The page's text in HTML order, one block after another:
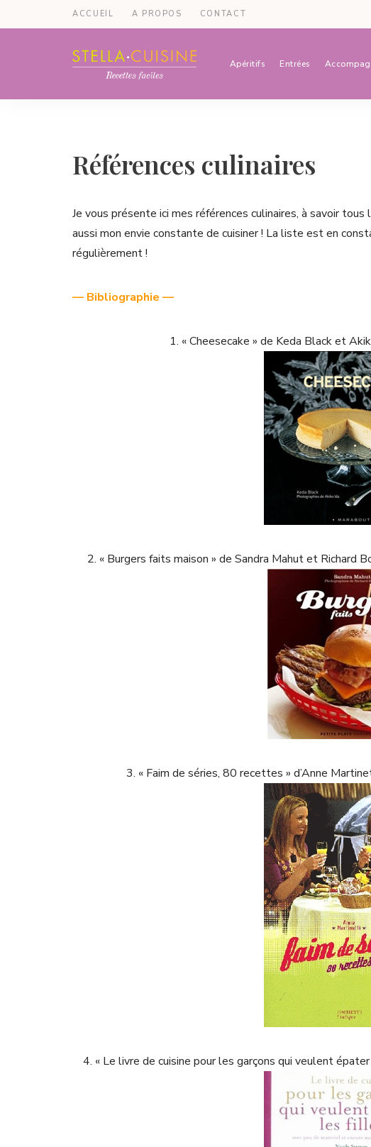
ACCUEIL A PROPOS CONTACT
Recettes
recettes
rapides,
végétariennes
!
Recettes
Apéritifs Entrées
Références culinaires
Je vous présente ici mes références culinaires, à savoir
aussi mon envie constante de cuisiner ! La liste est en
régulièrement !
— Bibliographie —
1. « Cheesecake » de Keda Black et
2. « Burgers faits maison » de Sandra Mahut et
3. « Faim de séries, 80 recettes » d’Anne
4. « Le livre de cuisine pour les garçons qui veulent